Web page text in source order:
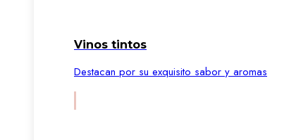
Vinos tintos
Destacan por su exquisito sabor y aromas